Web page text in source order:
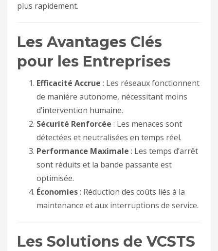
plus rapidement.
Les Avantages Clés
pour les Entreprises
Efficacité Accrue : Les réseaux fonctionnent
de manière autonome, nécessitant moins
d’intervention humaine.
Sécurité Renforcée : Les menaces sont
détectées et neutralisées en temps réel.
Performance Maximale : Les temps d’arrêt
sont réduits et la bande passante est
optimisée.
Économies: Réduction des coûts liés à la
maintenance et aux interruptions de service.
Les Solutions de VCSTS